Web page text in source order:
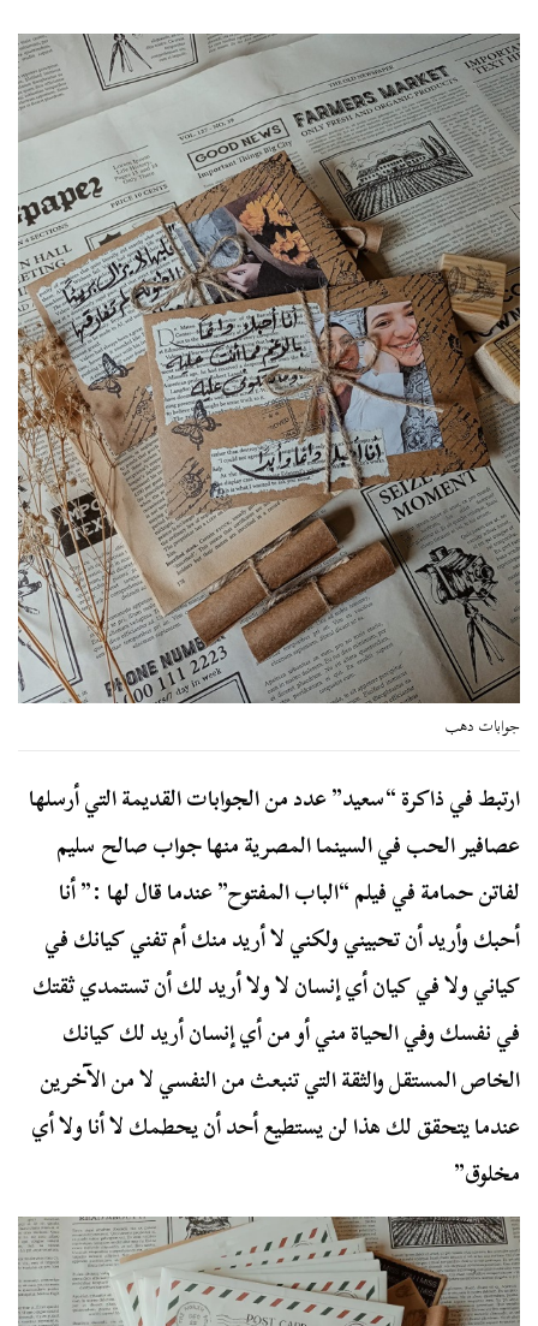
جوابات دهب
ارتبط في ذاكرة “سعيد” عدد من الجوابات القديمة التي أرسلها
عصافير الحب في السينما المصرية منها جواب صالح سليم
لفاتن حمامة في فيلم “الباب المفتوح” عندما قال لها :” أنا
أحبك وأريد أن تحبيني ولكني لا أريد منك أم تفني كيانك في
كياني ولا في كيان أي إنسان لا ولا أريد لك أن تستمدي ثقتك
في نفسك وفي الحياة مني أو من أي إنسان أريد لك كيانك
الخاص المستقل والثقة التي تنبعث من النفسي لا من الآخرين
عندما يتحقق لك هذا لن يستطيع أحد أن يحطمك لا أنا ولا أي
مخلوق”